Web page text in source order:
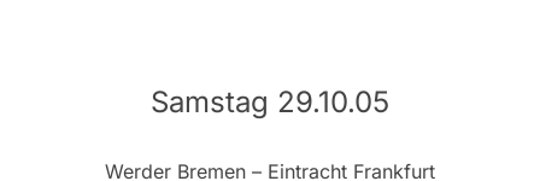
Samstag 29.10.05
Werder Bremen – Eintracht Frankfurt